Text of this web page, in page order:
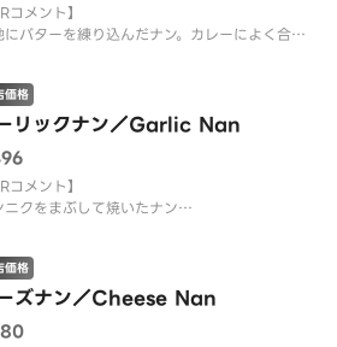
コメント】
にバターを練り込んだナン。カレーによく合い
PR】
店の料理がご家庭で食べられます。
。
リックナン／Garlic Nan
価格
コメント】
ニクをまぶして焼いたナン
PR】
の料理がご家庭で食べられます。
星シェフが作るカレーは絶品ですのでご堪能下
ズナン／Cheese Nan
価格